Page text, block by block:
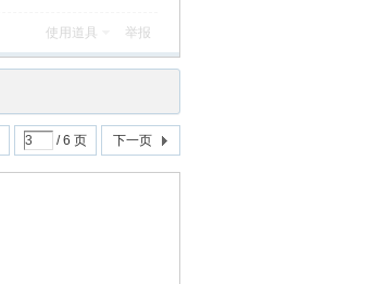
使用道具 举报
/ 6 页 下一页